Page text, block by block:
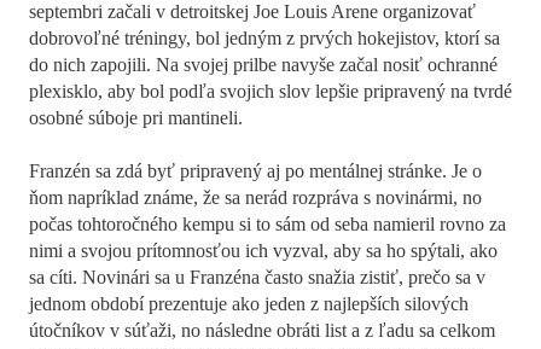
septembri začali v detroitskej Joe Louis Arene organizovať
dobrovoľné tréningy, bol jedným z prvých hokejistov, ktorí sa
do nich zapojili. Na svojej prilbe navyše začal nosiť ochranné
plexisklo, aby bol podľa svojich slov lepšie pripravený na tvrdé
osobné súboje pri mantineli.
Franzén sa zdá byť pripravený aj po mentálnej stránke. Je o
ňom napríklad známe, že sa nerád rozpráva s novinármi, no
počas tohtoročného kempu si to sám od seba namieril rovno za
nimi a svojou prítomnosťou ich vyzval, aby sa ho spýtali, ako
sa cíti. Novinári sa u Franzéna často snažia zistiť, prečo sa v
jednom období prezentuje ako jeden z najlepších silových
útočníkov v súťaži, no následne obráti list a z ľadu sa celkom